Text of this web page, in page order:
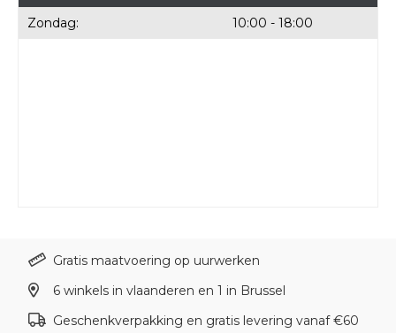
Zondag:
10:00 - 18:00
Gratis maatvoering op uurwerken
6 winkels in vlaanderen en 1 in Brussel
Geschenkverpakking en gratis levering vanaf €60